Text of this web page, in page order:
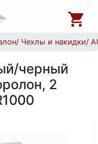
Чехлы и накидки
черный
2